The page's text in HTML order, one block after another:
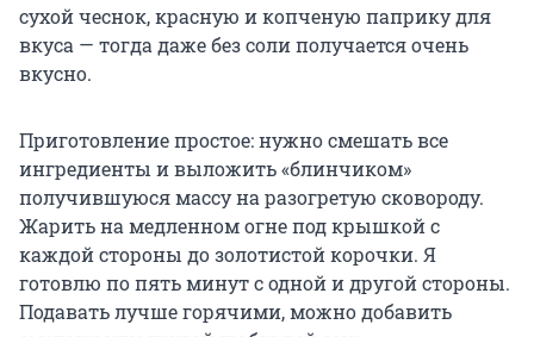
сухой чеснок, красную и копченую паприку для
вкуса — тогда даже без соли получается очень
вкусно.
Приготовление простое: нужно смешать все
ингредиенты и выложить «блинчиком»
получившуюся массу на разогретую сковороду.
Жарить на медленном огне под крышкой с
каждой стороны до золотистой корочки. Я
готовлю по пять минут с одной и другой стороны.
Подавать лучше горячими, можно добавить